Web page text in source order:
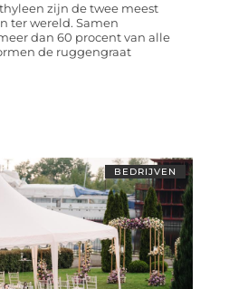
zijn de twee meest
ter wereld. Samen
dan 60 procent van alle
de ruggengraat
BEDRIJVEN